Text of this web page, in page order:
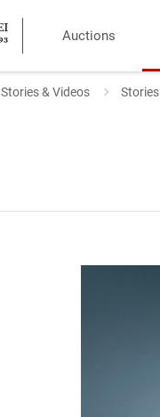
Auctions
Stories & Videos Stories